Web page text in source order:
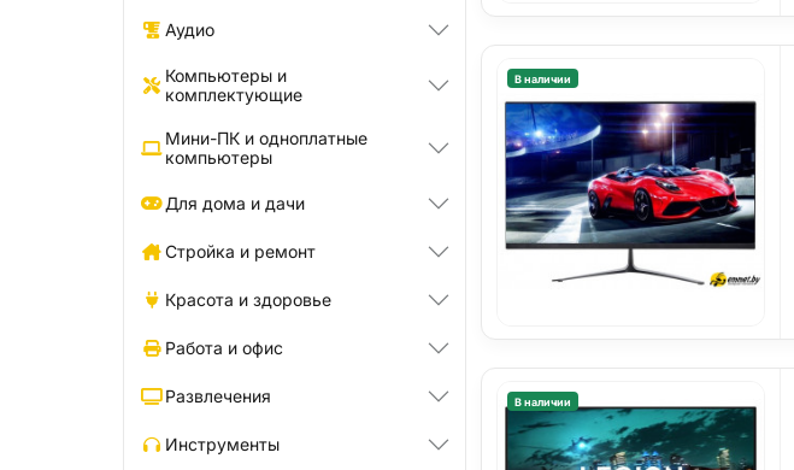
Аудио
Компьютеры и
комплектующие
Мини-ПК и одноплатные
компьютеры
Для дома и дачи
Стройка и ремонт
Красота и здоровье
Работа и офис
Развлечения
Инструменты
В наличии
В наличии